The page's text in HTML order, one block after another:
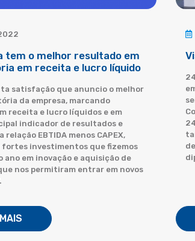
tem o melhor resultado em
em receita e lucro líquido
satisfação que anuncio o melhor
da empresa, marcando
receita e lucro líquidos e em
indicador de resultados e
relação EBTIDA menos CAPEX,
fortes investimentos que fizemos
ano em inovação e aquisição de
nos permitiram entrar em novos